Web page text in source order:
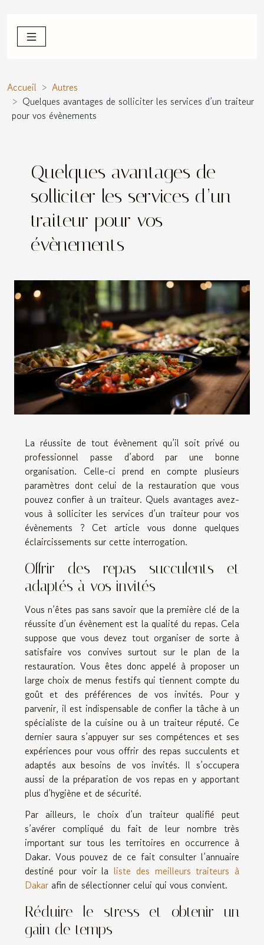
Accueil
Autres
Quelques avantages de solliciter les services d’un traiteur
pour vos évènements
Quelques avantages de
solliciter les services d’un
traiteur pour vos
évènements
La réussite de tout évènement qu’il soit privé ou
professionnel passe d’abord par une bonne
organisation. Celle-ci prend en compte plusieurs
paramètres dont celui de la restauration que vous
pouvez confier à un traiteur. Quels avantages avez-
vous à solliciter les services d’un traiteur pour vos
évènements ? Cet article vous donne quelques
éclaircissements sur cette interrogation.
Offrir des repas succulents et
adaptés à vos invités
Vous n’êtes pas sans savoir que la première clé de la
réussite d’un évènement est la qualité du repas. Cela
suppose que vous devez tout organiser de sorte à
satisfaire vos convives surtout sur le plan de la
restauration. Vous êtes donc appelé à proposer un
large choix de menus festifs qui tiennent compte du
goût et des préférences de vos invités. Pour y
parvenir, il est indispensable de confier la tâche à un
spécialiste de la cuisine ou à un traiteur réputé. Ce
dernier saura s’appuyer sur ses compétences et ses
expériences pour vous offrir des repas succulents et
adaptés aux besoins de vos invités. Il s’occupera
aussi de la préparation de vos repas en y apportant
plus d’hygiène et de sécurité.
Par ailleurs, le choix d’un traiteur qualifié peut
s’avérer compliqué du fait de leur nombre très
important sur tous les territoires en occurrence à
Dakar. Vous pouvez de ce fait consulter l’annuaire
destiné pour voir la liste des meilleurs traiteurs à
Dakar afin de sélectionner celui qui vous convient.
Réduire le stress et obtenir un
gain de temps